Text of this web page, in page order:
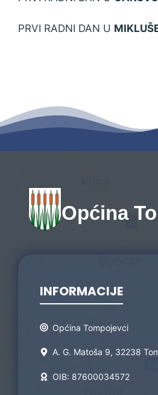
PRVI RADNI DAN U
Općina
INFORMACIJE
Općina Tompojevci
A. G. Matoša 9, 32238
OIB: 87600034572